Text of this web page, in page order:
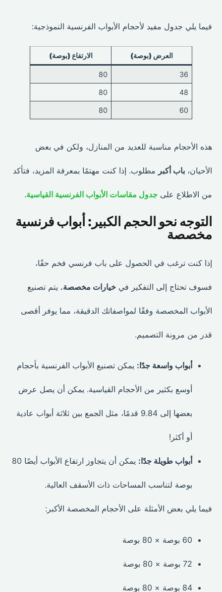
فيما يلي جدول مفيد لأحجام الأبواب الفرنسية النموذجية:
العرض (بوصة) الارتفاع (بوصة)
36
80
48
80
60
80
هذه الأحجام مناسبة للعديد من المنازل، ولكن في بعض
الأحيان،باب أكبرمطلوب. إذا كنت مهتمًا بمعرفة المزيد، فتأكد
من الاطلاع على جدول مقاسات الأبواب الفرنسية القياسية.
التوجه نحو الحجم الكبير: أبواب فرنسية
مخصصة
إذا كنت ترغب في الحصول على باب فرنسي فخم حقًا،
فسوف تحتاج إلى التفكير في خيارات مخصصة.يتم تصنيع
الأبواب المخصصة وفقًا لمواصفاتك الدقيقة، مما يوفر أقصى
قدر من مرونة التصميم.
أبواب واسعة جدًا:يمكن تصنيع الأبواب الفرنسية بأحجام
أوسع بكثير من الأحجام القياسية. يمكن أن يصل عرض
بعضها إلى 9.84 قدمًا، مثل الجمع بين ثلاثة أبواب عادية
أو أكثر!
أبواب طويلة جدًا: يمكن أن يتجاوز ارتفاع الأبواب أيضًا 80
بوصة لتناسب المساحات ذات الأسقف العالية.
فيما يلي بعض الأمثلة على الأحجام المخصصة الأكبر:
60 بوصة × 80 بوصة
72 بوصة × 80 بوصة
84 بوصة × 80 بوصة